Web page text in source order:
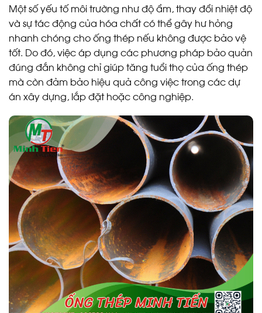
Một số yếu tố môi trường như độ ẩm, thay đổi nhiệt độ
và sự tác động của hóa chất có thể gây hư hỏng
nhanh chóng cho ống thép nếu không được bảo vệ
tốt. Do đó, việc áp dụng các phương pháp bảo quản
đúng đắn không chỉ giúp tăng tuổi thọ của ống thép
mà còn đảm bảo hiệu quả công việc trong các dự
án xây dựng, lắp đặt hoặc công nghiệp.